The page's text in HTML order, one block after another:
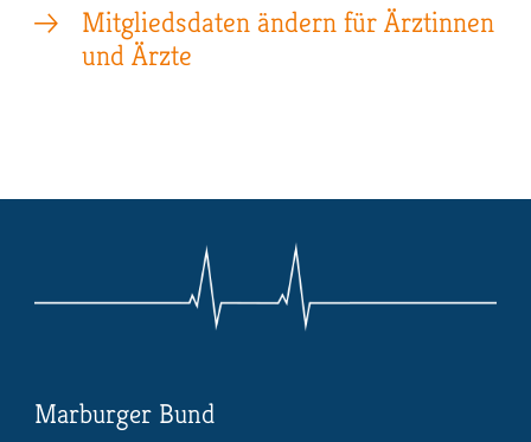
Mitgliedsdaten ändern für Ärztinnen
und Ärzte
Marburger Bund